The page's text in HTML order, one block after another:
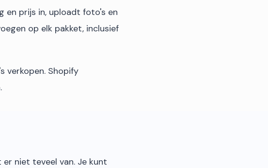
en prijs in, uploadt foto's en
op elk pakket, inclusief
verkopen. Shopify
niet teveel van. Je kunt